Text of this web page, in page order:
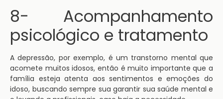
8- Acompanhamento
psicológico e tratamento
A depressão, por exemplo, é um transtorno mental que
acomete muitos idosos, então é muito importante que a
família esteja atenta aos sentimentos e emoções do
idoso, buscando sempre sua garantir sua saúde mental e